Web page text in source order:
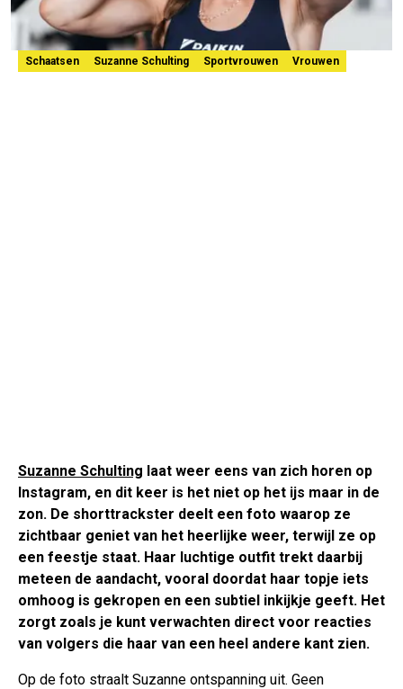
Schaatsen Suzanne Schulting Sportvrouwen Vrouwen
Suzanne Schulting laat weer eens van zich horen op
Instagram, en dit keer is het niet op het ijs maar in de
zon. De shorttrackster deelt een foto waarop ze
zichtbaar geniet van het heerlijke weer, terwijl ze op
een feestje staat. Haar luchtige outfit trekt daarbij
meteen de aandacht, vooral doordat haar topje iets
omhoog is gekropen en een subtiel inkijkje geeft. Het
zorgt zoals je kunt verwachten direct voor reacties
van volgers die haar van een heel andere kant zien.
Op de foto straalt Suzanne ontspanning uit. Geen